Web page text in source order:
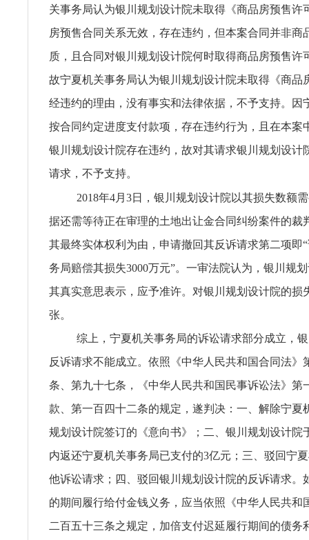
关事务局认为银川规划设计院未取得《商品房预售许
房预售合同关系无效，存在违约，但本案合同并非商
质，且合同对银川规划设计院何时取得商品房预售许
故宁夏机关事务局认为银川规划设计院未取得《商品
经违约的理由，没有事实和法律依据，不予支持。因
按合同约定进度支付款项，存在违约行为，且在本案
银川规划设计院存在违约，故对其请求银川规划设计
请求，不予支持。
2018年4月3日，银川规划设计院以其损失数额
据还需等待正在审理的土地出让金合同纠纷案件的裁
其最终实体权利为由，申请撤回其反诉请求第二项即
务局赔偿其损失3000万元”。一审法院认为，银川规
其真实意思表示，应予准许。对银川规划设计院的损
张。
综上，宁夏机关事务局的诉讼请求部分成立，
反诉请求不能成立。依照《中华人民共和国合同法》
条、第九十七条，《中华人民共和国民事诉讼法》第
款、第一百四十二条的规定，遂判决：一、解除宁夏
规划设计院签订的《意向书》；二、银川规划设计院
内返还宁夏机关事务局已支付的3亿元；三、驳回宁
他诉讼请求；四、驳回银川规划设计院的反诉请求。
的期间履行给付金钱义务，应当依照《中华人民共和
二百五十三条之规定，加倍支付迟延履行期间的债务